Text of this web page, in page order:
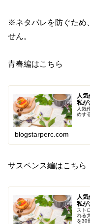
※ネタバレを防ぐため
せん。
青春編はこちら
人
私が
人気
めす
blogstarperc.com
サスペンス編はこちら
人
私が
スト
れる
を30